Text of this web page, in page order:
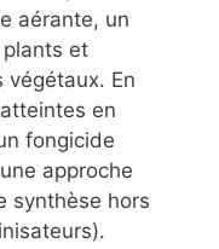
aérante, un
et
végétaux. En
en
fongicide
approche
synthèse hors